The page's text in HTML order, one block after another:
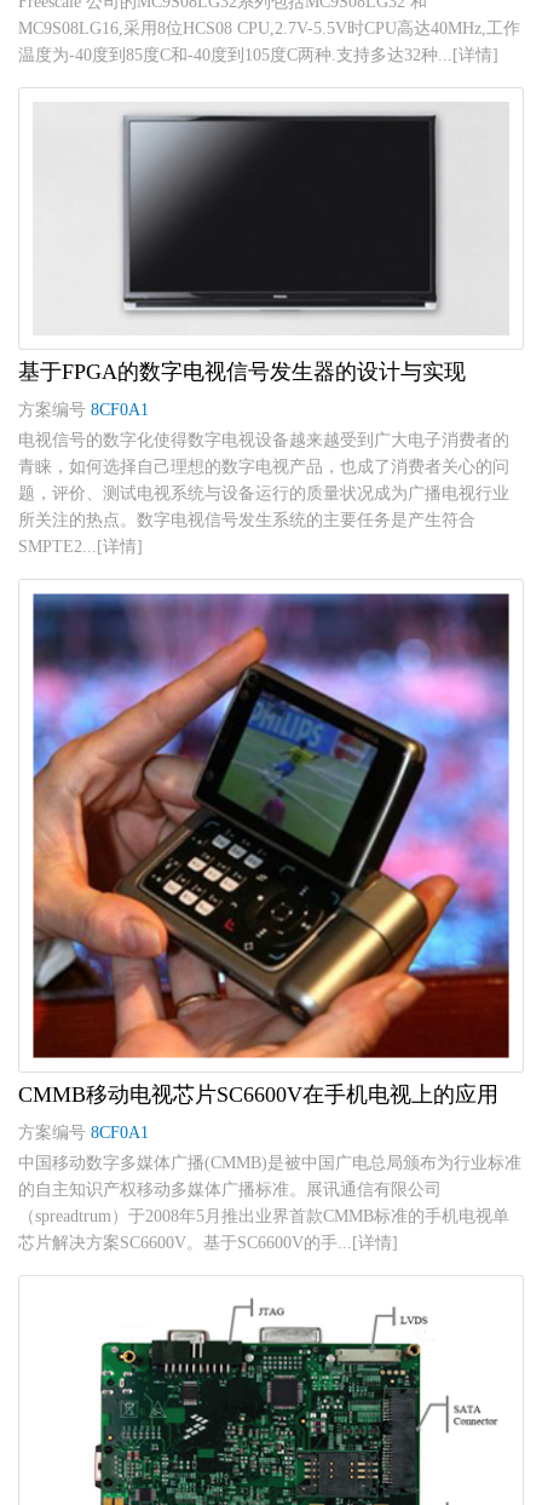
MC9S08LG16,采用8位HCS08 CPU,2.7V-5.5V时CPU高达40MHz,工作
温度为-40度到85度C和-40度到105度C两种.支持多达32种...[详情]
基于FPGA的数字电视信号发生器的设计与实现
方案编号 8CF0A1
电视信号的数字化使得数字电视设备越来越受到广大电子消费者的
青睐，如何选择自己理想的数字电视产品，也成了消费者关心的问
题，评价、测试电视系统与设备运行的质量状况成为广播电视行业
所关注的热点。数字电视信号发生系统的主要任务是产生符合
SMPTE2...[详情]
CMMB移动电视芯片SC6600V在手机电视上的应用
方案编号 8CF0A1
中国移动数字多媒体广播(CMMB)是被中国广电总局颁布为行业标准
的自主知识产权移动多媒体广播标准。展讯通信有限公司
（spreadtrum）于2008年5月推出业界首款CMMB标准的手机电视单
芯片解决方案SC6600V。基于SC6600V的手...[详情]